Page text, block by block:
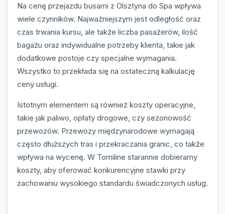
Na cenę przejazdu busami z Olsztyna do Spa wpływa
wiele czynników. Najważniejszym jest odległość oraz
czas trwania kursu, ale także liczba pasażerów, ilość
bagażu oraz indywidualne potrzeby klienta, takie jak
dodatkowe postoje czy specjalne wymagania.
Wszystko to przekłada się na ostateczną kalkulację
ceny usługi.
Istotnym elementem są również koszty operacyjne,
takie jak paliwo, opłaty drogowe, czy sezonowość
przewozów. Przewozy międzynarodowe wymagają
często dłuższych tras i przekraczania granic, co także
wpływa na wycenę. W Tomiline starannie dobieramy
koszty, aby oferować konkurencyjne stawki przy
zachowaniu wysokiego standardu świadczonych usług.